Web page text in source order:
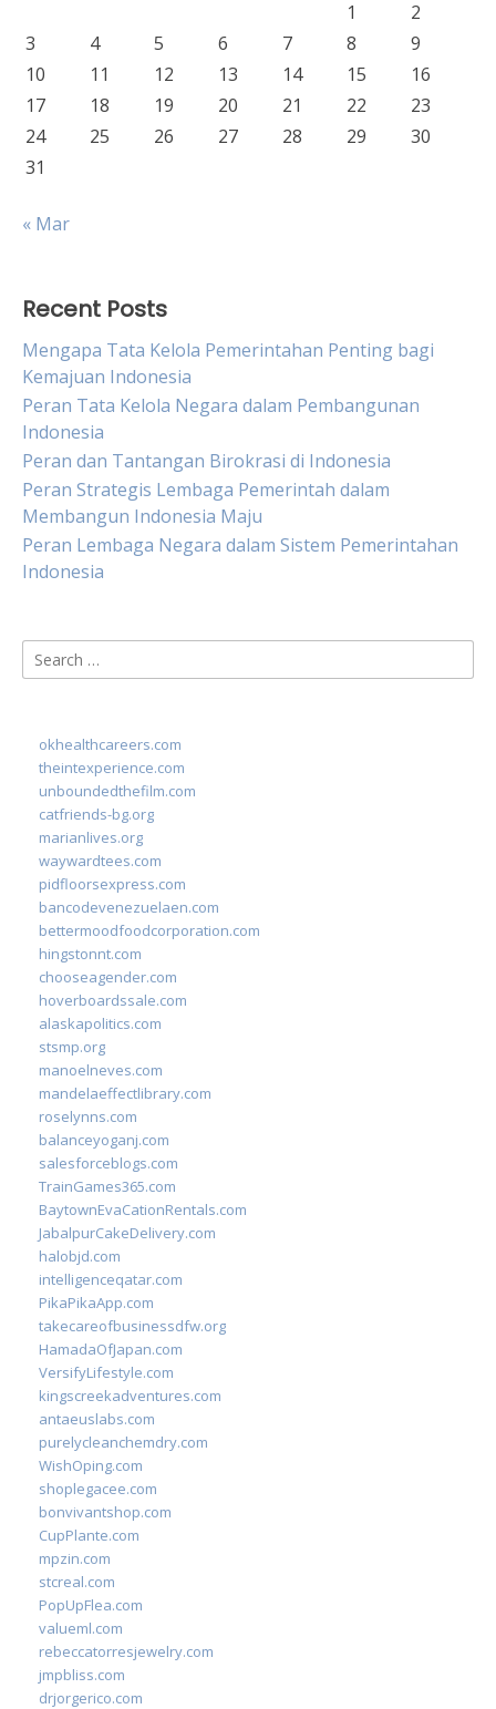
1
2
3
4 5 6 7 8
9
10
11 12 13 14 15
16
17
18 19 20 21 22
23
24
25 26 27 28 29
30
31
« Mar
Recent Posts
Mengapa Tata Kelola Pemerintahan Penting bagi
Kemajuan Indonesia
Peran Tata Kelola Negara dalam Pembangunan
Indonesia
Peran dan Tantangan Birokrasi di Indonesia
Peran Strategis Lembaga Pemerintah dalam
Membangun Indonesia Maju
Peran Lembaga Negara dalam Sistem Pemerintahan
Indonesia
Search
for:
okhealthcareers.com
theintexperience.com
unboundedthefilm.com
catfriends-bg.org
marianlives.org
waywardtees.com
pidfloorsexpress.com
bancodevenezuelaen.com
bettermoodfoodcorporation.com
hingstonnt.com
chooseagender.com
hoverboardssale.com
alaskapolitics.com
stsmp.org
manoelneves.com
mandelaeffectlibrary.com
roselynns.com
balanceyoganj.com
salesforceblogs.com
TrainGames365.com
BaytownEvaCationRentals.com
JabalpurCakeDelivery.com
halobjd.com
intelligenceqatar.com
PikaPikaApp.com
takecareofbusinessdfw.org
HamadaOfJapan.com
VersifyLifestyle.com
kingscreekadventures.com
antaeuslabs.com
purelycleanchemdry.com
WishOping.com
shoplegacee.com
bonvivantshop.com
CupPlante.com
mpzin.com
stcreal.com
PopUpFlea.com
valueml.com
rebeccatorresjewelry.com
jmpbliss.com
drjorgerico.com